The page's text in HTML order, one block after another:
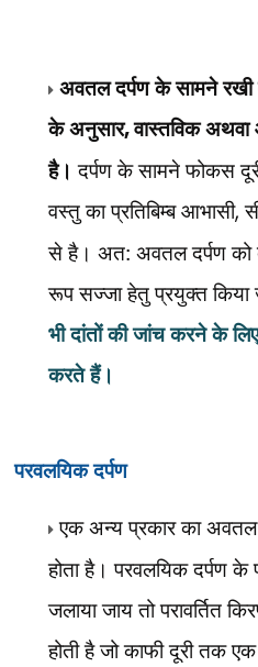
अवतल दर्पण के सामने रखी
के अनुसार,वास्तविक अथवा
है।दर्पण के सामने फोकस
वस्तु का प्रतिबिम्ब आभासी,
से है। अत: अवतल दर्पण को
रूप सज्जा हेतु प्रयुक्त किया
भी दांतों की जांच करने के
करते हैं।
परवलयिक दर्पण
एक अन्य प्रकार का अवतल
होता है। परवलयिक दर्पण
जलाया जाय तो परावर्तित
होती है जो काफी दूरी तक